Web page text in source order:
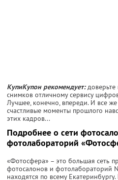
КупиКупон рекомендует:доверьте
снимков отличному сервису
Лучшее, конечно, впереди. И все
счастливые моменты прошлого
этих кадров...
Подробнее о сети
фотолабораторий
«Фотосфера» – это большая сеть
фотосалонов и фотолабораторий
находятся по всему